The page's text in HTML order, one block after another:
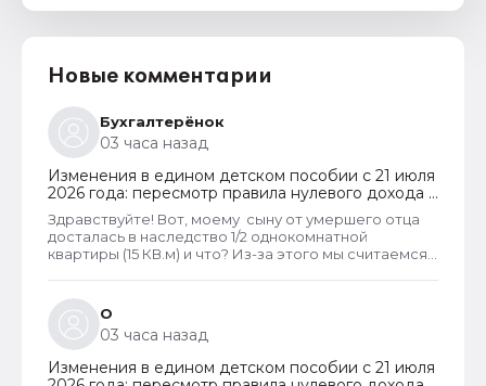
Новые комментарии
Бухгалтерёнок
03 часа назад
Изменения в едином детском пособии с 21 июля
2026 года: пересмотр правила нулевого дохода и
новый порядок оформления пособий по месту
пребывания
Здравствуйте! Вот, моему сыну от умершего отца
досталась в наследство 1/2 однокомнатной
квартиры (15 КВ.м) и что? Из-за этого мы считаемся
наследства играют роль.
О
03 часа назад
Изменения в едином детском пособии с 21 июля